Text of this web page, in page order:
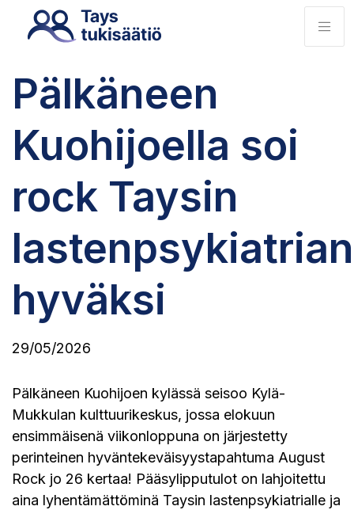
Pälkäneen
Kuohijoella soi
rock Taysin
lastenpsykiatrian
hyväksi
29/05/2026
Pälkäneen Kuohijoen kylässä seisoo Kylä-
Mukkulan kulttuurikeskus, jossa elokuun
ensimmäisenä viikonloppuna on järjestetty
perinteinen hyväntekeväisyystapahtuma August
Rock jo 26 kertaa! Pääsylipputulot on lahjoitettu
aina lyhentämättöminä Taysin lastenpsykiatrialle ja